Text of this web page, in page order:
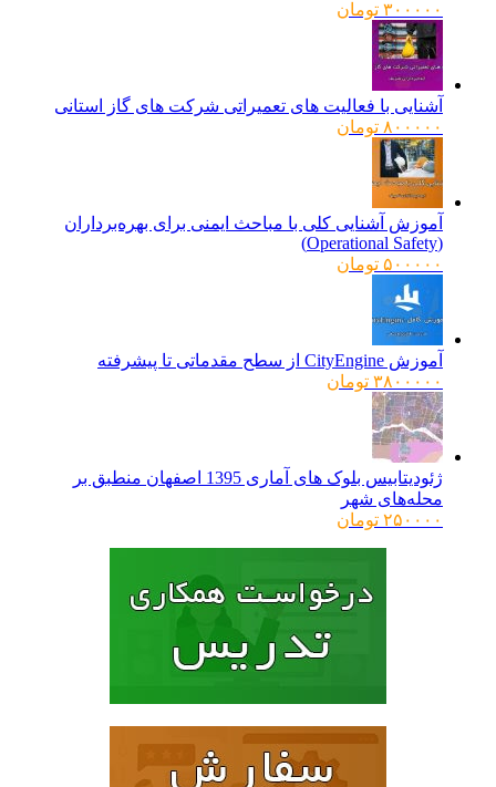
۳۰۰۰۰۰ تومان
آشنایی با فعالیت های تعمیراتی شرکت های گاز استانی
۸۰۰۰۰۰ تومان
آموزش آشنایی کلی با مباحث ایمنی برای بهره‌برداران
۵۰۰۰۰۰ تومان
آموزش CityEngine از سطح مقدماتی تا پیشرفته
۳۸۰۰۰۰۰ تومان
ژئودیتابیس بلوک های آماری 1395 اصفهان منطبق بر
محله‌های شهر
۲۵۰۰۰۰ تومان